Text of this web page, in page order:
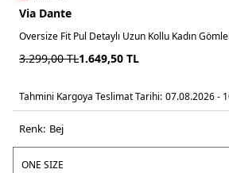
Via Dante
Oversize Fit Pul Detaylı Uzun Kollu Kadın
3.299,00TL1.649,50 TL
Tahmini Kargoya Teslimat Tarihi: 07.08.2026 -
Renk: bej